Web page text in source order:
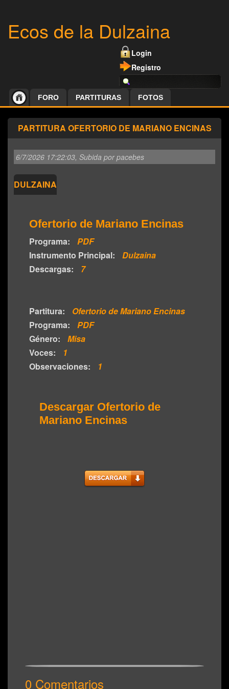
Ecos de la Dulzaina
Login
Registro
FORO PARTITURAS FOTOS
PARTITURA OFERTORIO DE MARIANO ENCINAS
6/7/2026 17:22:03, Subida por pacebes
DULZAINA
Ofertorio de Mariano Encinas
Programa:
PDF
Instrumento Principal:
Dulzaina
Descargas:
7
Partitura:
Ofertorio de Mariano Encinas
Programa:
PDF
Género:
Misa
Voces:
1
Observaciones:
1
Descargar Ofertorio de
Mariano Encinas
0 Comentarios